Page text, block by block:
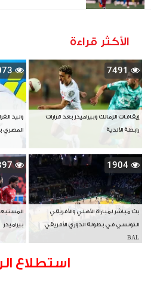
الأكثر قراءة
7491
إيقافات الزمالك وبيراميدز بعد قرارات
رابطة الأندية
وليد
المصري
1904
بث مباشر لمباراة الأهلي والأفريقي
التونسي في بطولة الدوري الأفريقي
BAL
بيراميدز
استطلاع